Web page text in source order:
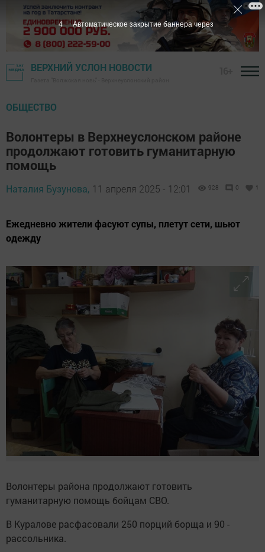
ВЕРХНИЙ УСЛОН НОВОСТИ
ОБЩЕСТВО
Волонтеры в Верхнеуслонском районе
продолжают готовить гуманитарную
помощь
Наталия Бузунова, 11 апреля 2025 - 12:01 928 0 1
Ежедневно жители фасуют супы, плетут сети, шьют
одежду
Волонтеры района продолжают готовить
гуманитарную помощь бойцам СВО.
В Куралове расфасовали 250 порций борща и 90 -
рассольника.
3 Автоматическое закрытие баннера через